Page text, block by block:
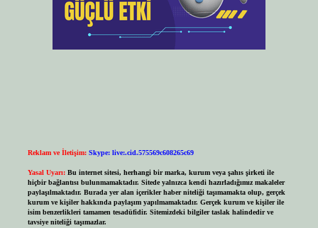
Reklam ve İletişim: Skype: live:.cid.575569c608265c69
Yasal Uyarı: Bu internet sitesi, herhangi bir marka, kurum veya şahıs şirketi ile
hiçbir bağlantısı bulunmamaktadır. Sitede yalnızca kendi hazırladığımız makaleler
paylaşılmaktadır. Burada yer alan içerikler haber niteliği taşımamakta olup, gerçek
kurum ve kişiler hakkında paylaşım yapılmamaktadır. Gerçek kurum ve kişiler ile
isim benzerlikleri tamamen tesadüfidir. Sitemizdeki bilgiler taslak halindedir ve
tavsiye niteliği taşımazlar.